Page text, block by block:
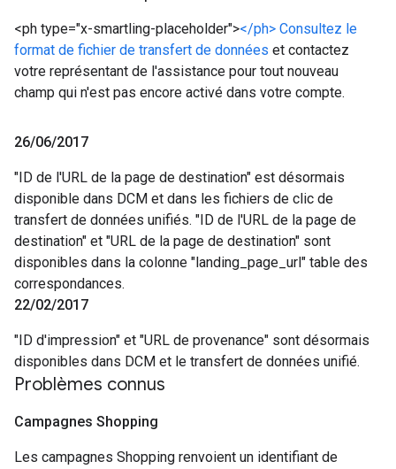
<ph type="x-smartling-placeholder"></ph> Consultez le
format de fichier de transfert de données et contactez
votre représentant de l'assistance pour tout nouveau
champ qui n'est pas encore activé dans votre compte.
26/06/2017
"ID de l'URL de la page de destination" est désormais
disponible dans DCM et dans les fichiers de clic de
transfert de données unifiés. "ID de l'URL de la page de
destination" et "URL de la page de destination" sont
disponibles dans la colonne "landing_page_url" table des
correspondances.
22/02/2017
"ID d'impression" et "URL de provenance" sont désormais
disponibles dans DCM et le transfert de données unifié.
Problèmes connus
Campagnes Shopping
Les campagnes Shopping renvoient un identifiant de